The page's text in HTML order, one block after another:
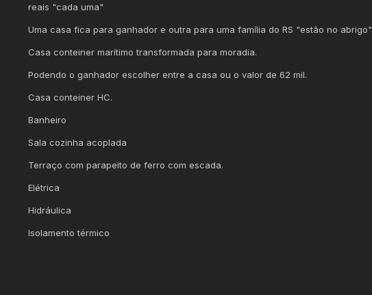
reais "cada uma"
Uma casa fica para ganhador e outra para uma família do RS "estão no abrigo"
Casa conteiner marítimo transformada para moradia.
Podendo o ganhador escolher entre a casa ou o valor de 62 mil.
Casa conteiner HC.
Banheiro
Sala cozinha acoplada
Terraço com parapeito de ferro com escada.
Elétrica
Hidráulica
Isolamento térmico